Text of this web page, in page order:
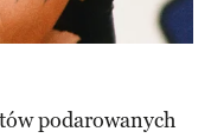
podarowanych